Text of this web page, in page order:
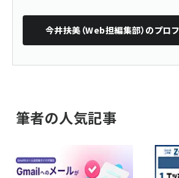
今井扶美（Web担編集部） のプロ
筆者の人気記事